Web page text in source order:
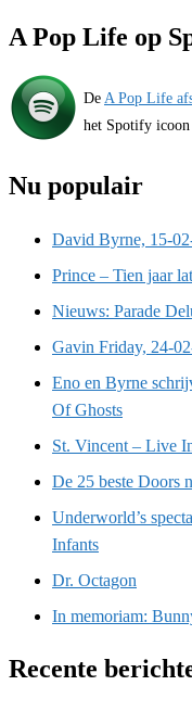
A Pop Life op
De A Pop Life
het Spotify icoon
Nu populair
David Byrne, 15-
Prince – Tien jaar
Nieuws: Parade
Gavin Friday, 24-
Eno en Byrne
Of Ghosts
St. Vincent – Live
De 25 beste Doors
Underworld’s
Infants
Dr. Octagon
In memoriam:
Recente